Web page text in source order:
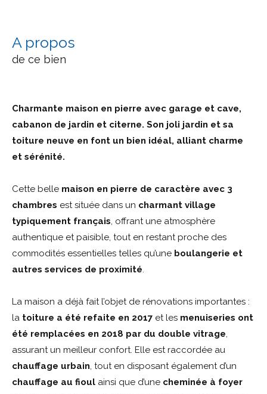
a propos
de ce bien
Charmante maison en pierre avec garage et cave,
cabanon de jardin et citerne. Son joli jardin et sa
toiture neuve en font un bien idéal, alliant charme
et sérénité.
Cette belle maison en pierre de caractère avec 3
chambres est située dans un charmant village
typiquement français , offrant une atmosphère
authentique et paisible, tout en restant proche des
commodités essentielles telles qu’une boulangerie et
autres services de proximité
La maison a déjà fait l’objet de rénovations importantes :
la toiture a été refaite en 2017 et les menuiseries ont
été remplacées en 2018 par du double vitrage
assurant un meilleur confort. Elle est raccordée au
chauffage urbain , tout en disposant également d’un
chauffage au fioul ainsi que d’une cheminée à foyer